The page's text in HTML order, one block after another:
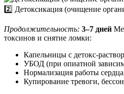
2️⃣ Детоксикация (очищение
Продолжительность: 3–7 дней
токсинов и снятие ломки:
Капельницы с детокс-
УБОД (при опиатной
Нормализация работы
Купирование тревоги,